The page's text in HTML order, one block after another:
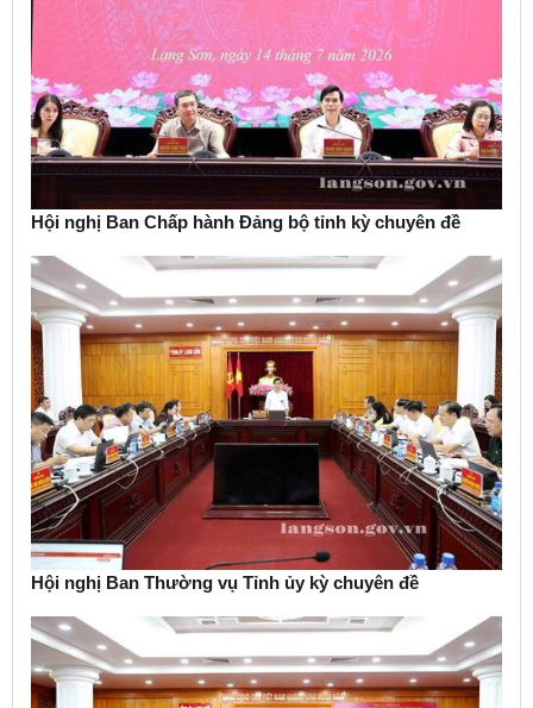
Hội nghị Ban Chấp hành Đảng bộ tỉnh kỳ chuyên đề
Hội nghị Ban Thường vụ Tỉnh ủy kỳ chuyên đề